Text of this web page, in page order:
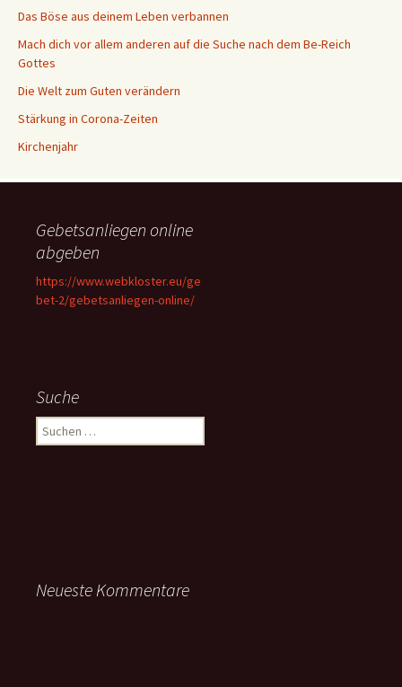
Das Böse aus deinem Leben verbannen
Mach dich vor allem anderen auf die Suche nach dem Be-Reich
Gottes
Die Welt zum Guten verändern
Stärkung in Corona-Zeiten
Kirchenjahr
Gebetsanliegen online
abgeben
https://www.webkloster.eu/ge
bet-2/gebetsanliegen-online/
Suche
Suchen
nach:
Neueste Kommentare